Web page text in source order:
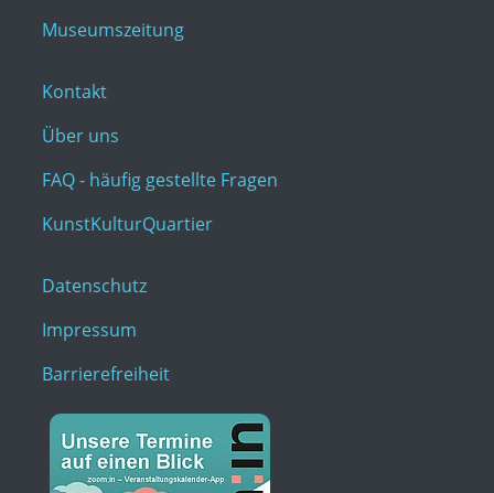
Museumszeitung
Kontakt
Über uns
FAQ - häufig gestellte Fragen
KunstKulturQuartier
Datenschutz
Impressum
Barrierefreiheit